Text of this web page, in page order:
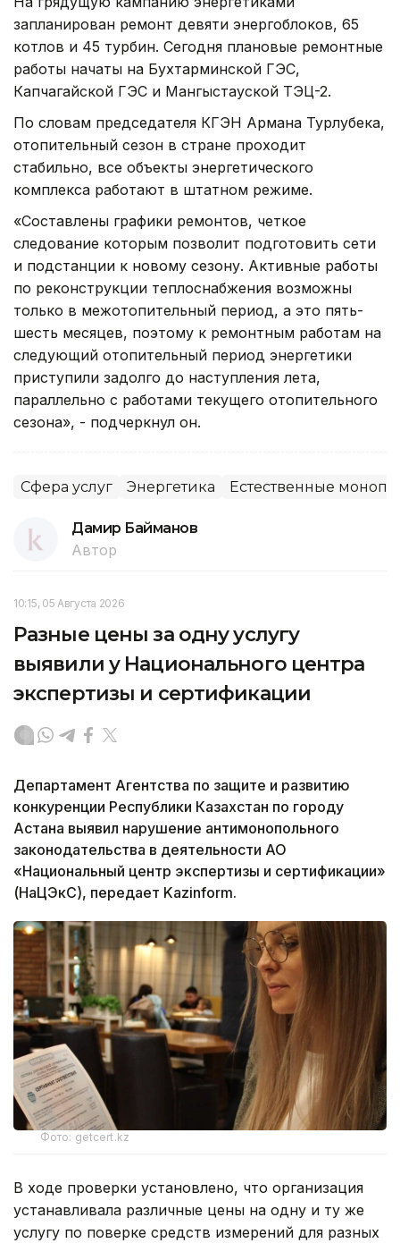
запланирован ремонт девяти энергоблоков, 65
котлов и 45 турбин. Сегодня плановые ремонтные
работы начаты на Бухтарминской ГЭС,
Капчагайской ГЭС и Мангыстауской ТЭЦ-2.
По словам председателя КГЭН Армана Турлубека,
отопительный сезон в стране проходит
стабильно, все объекты энергетического
комплекса работают в штатном режиме.
«Составлены графики ремонтов, четкое
следование которым позволит подготовить сети
и подстанции к новому сезону. Активные работы
по реконструкции теплоснабжения возможны
только в межотопительный период, а это пять-
шесть месяцев, поэтому к ремонтным работам на
следующий отопительный период энергетики
приступили задолго до наступления лета,
параллельно с работами текущего отопительного
сезона», - подчеркнул он.
Сфера услуг Энергетика Естественные
Дамир Байманов
Автор
10:15, 05 Августа 2026
Разные цены за одну услугу
выявили у Национального центра
экспертизы и сертификации
Департамент Агентства по защите и развитию
конкуренции Республики Казахстан по городу
Астана выявил нарушение антимонопольного
законодательства в деятельности АО
«Национальный центр экспертизы и сертификации»
(НаЦЭкС), передает Kazinform.
Фото: getcert.kz
В ходе проверки установлено, что организация
устанавливала различные цены на одну и ту же
услугу по поверке средств измерений для разных